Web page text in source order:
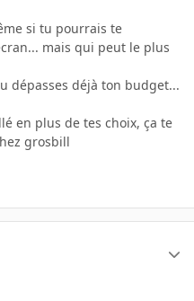
si tu pourrais te
mais qui peut le plus
dépasses déjà ton budget...
en plus de tes choix, ça te
grosbill